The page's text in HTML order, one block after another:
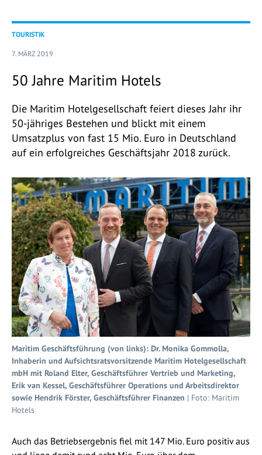
TOURISTIK
7. MÄRZ 2019
50 Jahre Maritim Hotels
Die Maritim Hotelgesellschaft feiert dieses Jahr ihr
50-jähriges Bestehen und blickt mit einem
Umsatzplus von fast 15 Mio. Euro in Deutschland
auf ein erfolgreiches Geschäftsjahr 2018 zurück.
Maritim Geschäftsführung (von links): Dr. Monika Gommolla,
Inhaberin und Aufsichtsratsvorsitzende Maritim Hotelgesellschaft
mbH mit Roland Elter, Geschäftsführer Vertrieb und Marketing,
Erik van Kessel, Geschäftsführer Operations und Arbeitsdirektor
sowie Hendrik Förster, Geschäftsführer Finanzen | Foto: Maritim
Hotels
Auch das Betriebsergebnis fiel mit 147 Mio. Euro positiv aus